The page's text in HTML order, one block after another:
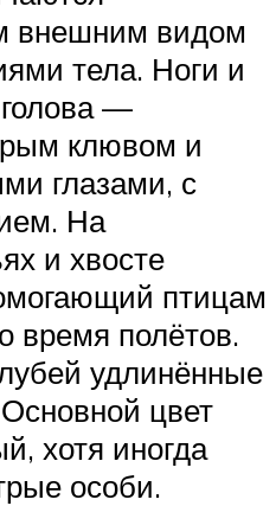
внешним видом
тела. Ноги и
—
клювом и
глазами, с
На
и хвосте
птицам
время полётов.
удлинённые
цвет
хотя иногда
особи.